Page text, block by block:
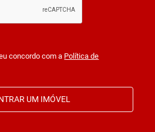
concordo com a Política de
UM IMÓVEL